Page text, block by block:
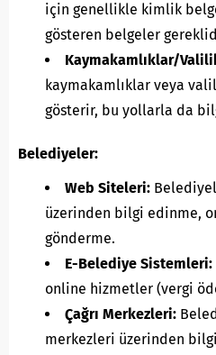
için genellikle kimlik
gösteren belgeler
Kaymakamlıklar/
kaymakamlıklar veya
gösterir, bu yollarla da
Belediyeler:
Web Siteleri:
üzerinden bilgi edinme,
gönderme.
E-Belediye Sistemleri:
online hizmetler (vergi
Çağrı Merkezleri:
merkezleri üzerinden